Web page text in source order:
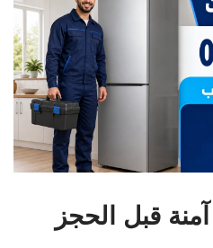
قبل الحجز